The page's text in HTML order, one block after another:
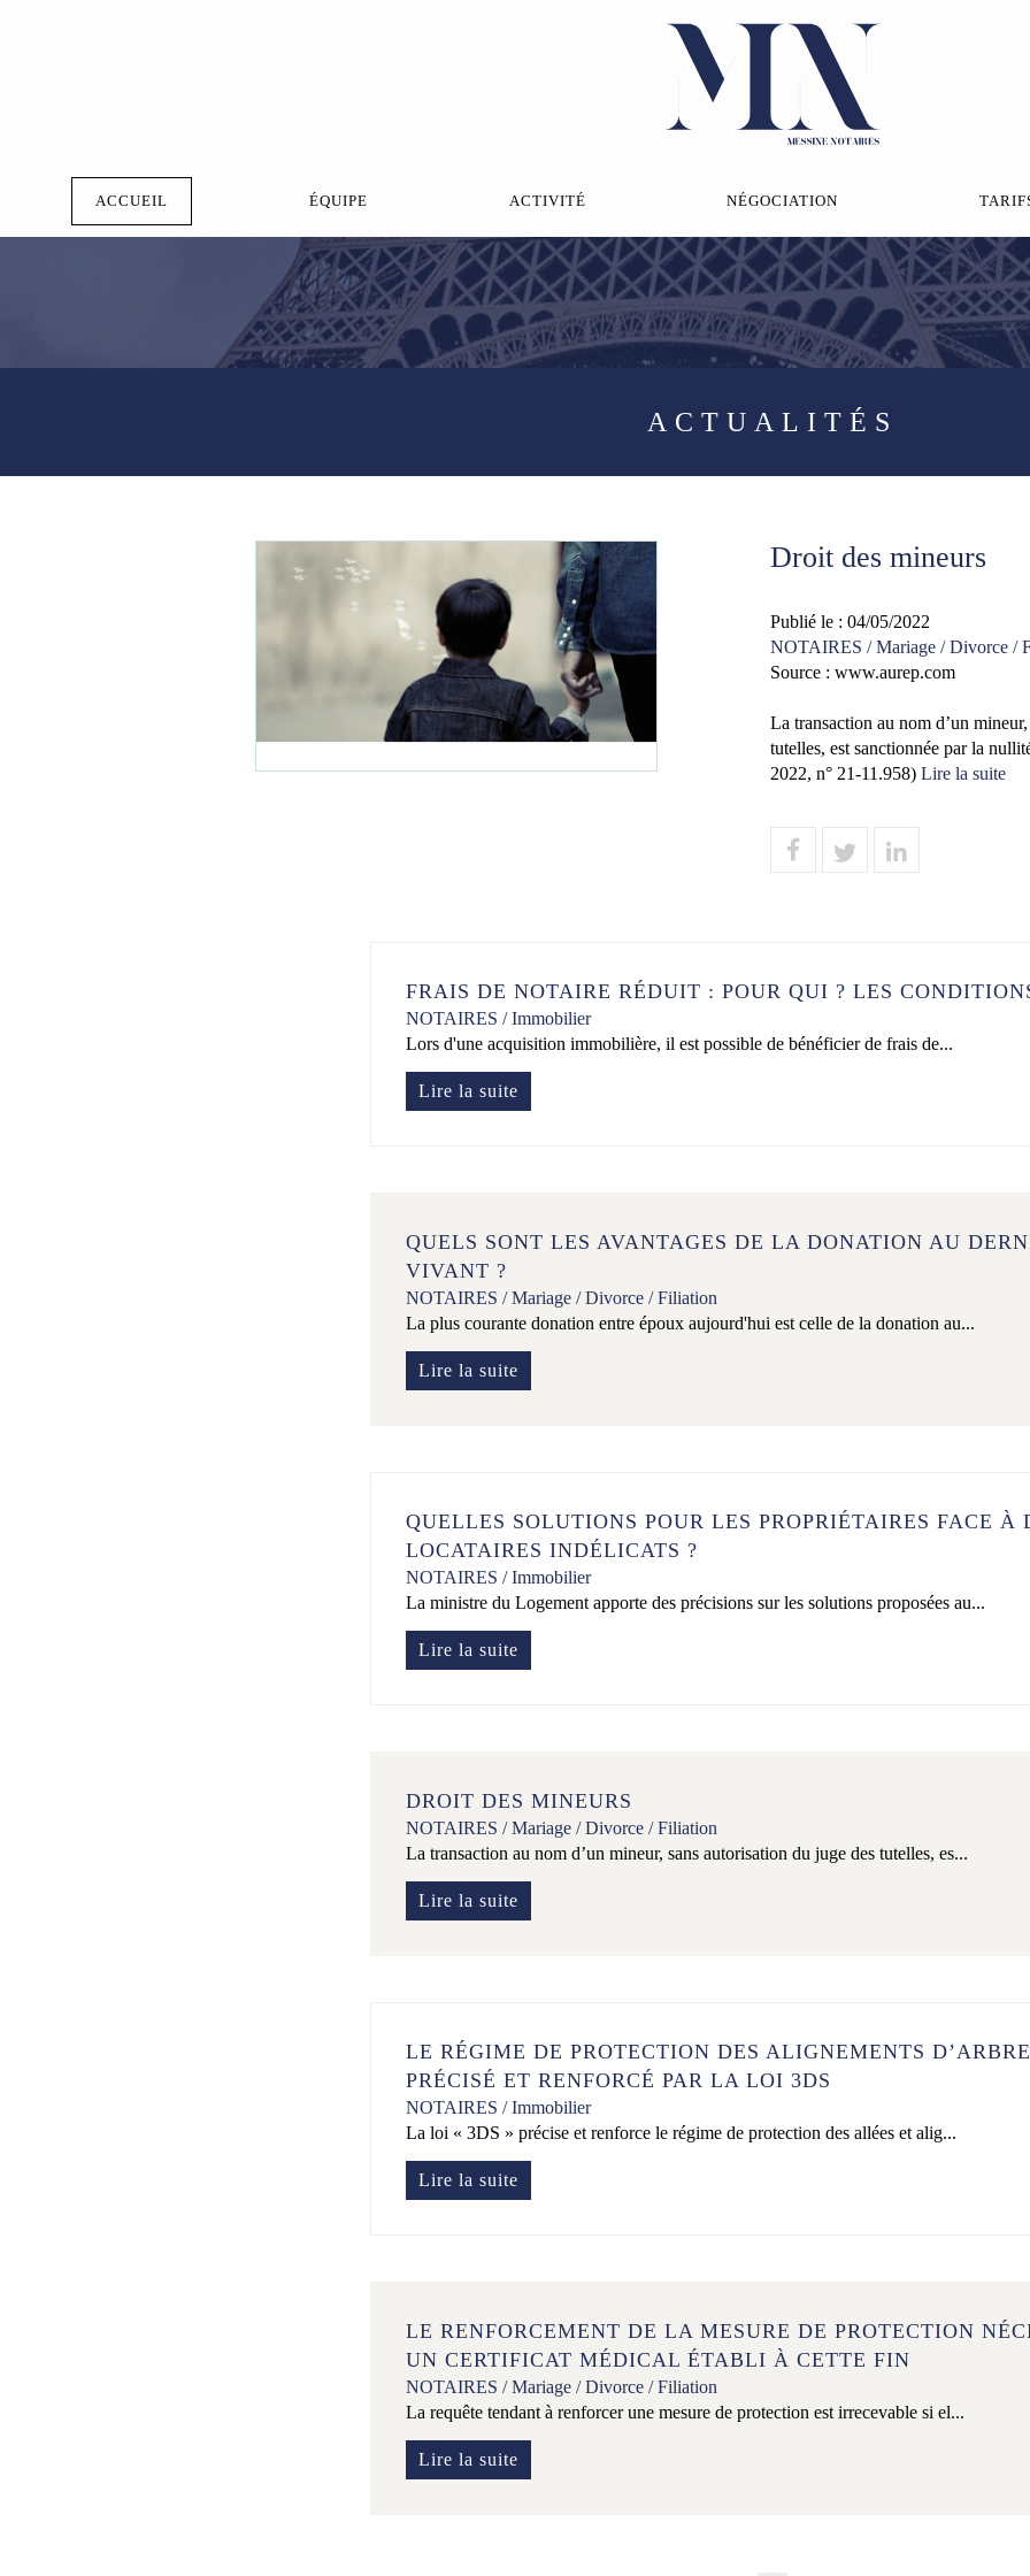
ACCUEIL ÉQUIPE ACTIVITÉ NÉGOCIATION
ACTUALITÉS
Droit des mineurs
Publié le : 04/05/2022
NOTAIRES /Mariage / Divorce /
Source : www.aurep.com
La transaction au nom d’un
tutelles, est sanctionnée par la
2022, n° 21-11.958) Lire la suite
FRAIS DE NOTAIRE RÉDUIT : POUR QUI ? LES
NOTAIRES /Immobilier
Lors d'une acquisition immobilière, il est possible de bénéficier de frais de...
Lire la suite
QUELS SONT LES AVANTAGES DE LA DONATION AU
VIVANT ?
NOTAIRES /Mariage / Divorce / Filiation
La plus courante donation entre époux aujourd'hui est celle de la donation au...
Lire la suite
QUELLES SOLUTIONS POUR LES PROPRIÉTAIRES FACE À
LOCATAIRES INDÉLICATS ?
NOTAIRES /Immobilier
La ministre du Logement apporte des précisions sur les solutions proposées au...
Lire la suite
DROIT DES MINEURS
NOTAIRES /Mariage / Divorce / Filiation
La transaction au nom d’un mineur, sans autorisation du juge des tutelles, es...
Lire la suite
LE RÉGIME DE PROTECTION DES ALIGNEMENTS
PRÉCISÉ ET RENFORCÉ PAR LA LOI 3DS
NOTAIRES /Immobilier
La loi « 3DS » précise et renforce le régime de protection des allées et alig...
Lire la suite
LE RENFORCEMENT DE LA MESURE DE PROTECTION
UN CERTIFICAT MÉDICAL ÉTABLI À CETTE FIN
NOTAIRES /Mariage / Divorce / Filiation
La requête tendant à renforcer une mesure de protection est irrecevable si el...
Lire la suite